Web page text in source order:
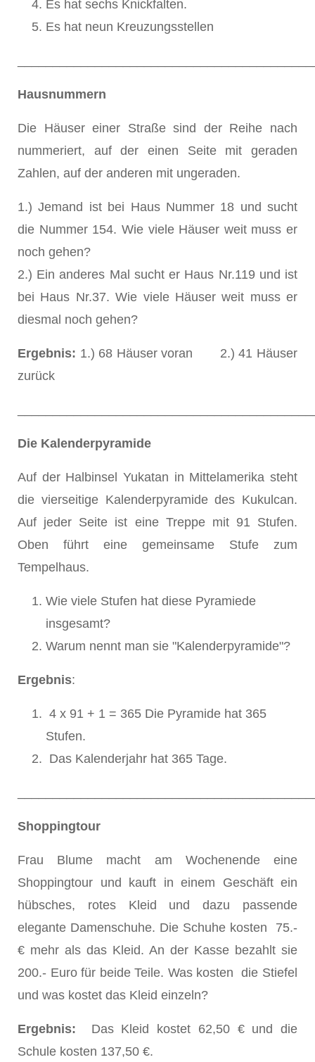
Es hat sechs Knickfalten.
Es hat neun Kreuzungsstellen
Hausnummern
Die Häuser einer Straße sind der Reihe nach
nummeriert, auf der einen Seite mit geraden
Zahlen, auf der anderen mit ungeraden.
1.) Jemand ist bei Haus Nummer 18 und sucht
die Nummer 154. Wie viele Häuser weit muss er
noch gehen?
2.) Ein anderes Mal sucht er Haus Nr.119 und ist
bei Haus Nr.37. Wie viele Häuser weit muss er
diesmal noch gehen?
Ergebnis: 1.) 68 Häuser voran 2.) 41 Häuser
zurück
Die Kalenderpyramide
Auf der Halbinsel Yukatan in Mittelamerika steht
die vierseitige Kalenderpyramide des Kukulcan.
Auf jeder Seite ist eine Treppe mit 91 Stufen.
Oben führt eine gemeinsame Stufe zum
Tempelhaus.
Wie viele Stufen hat diese Pyramiede
insgesamt?
Warum nennt man sie "Kalenderpyramide"?
Ergebnis:
4 x 91 + 1 = 365 Die Pyramide hat 365
Stufen.
Das Kalenderjahr hat 365 Tage.
Shoppingtour
Frau Blume macht am Wochenende eine
Shoppingtour und kauft in einem Geschäft ein
hübsches, rotes Kleid und dazu passende
elegante Damenschuhe. Die Schuhe kosten 75.-
€ mehr als das Kleid. An der Kasse bezahlt sie
200.- Euro für beide Teile. Was kosten die Stiefel
und was kostet das Kleid einzeln?
Ergebnis: Das Kleid kostet 62,50 € und die
Schule kosten 137,50 €.